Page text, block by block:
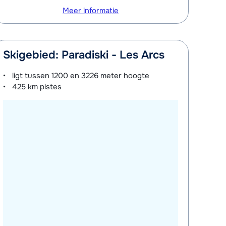
Meer informatie
Skigebied: Paradiski - Les Arcs
ligt tussen1200 en 3226 meter hoogte
425 km pistes